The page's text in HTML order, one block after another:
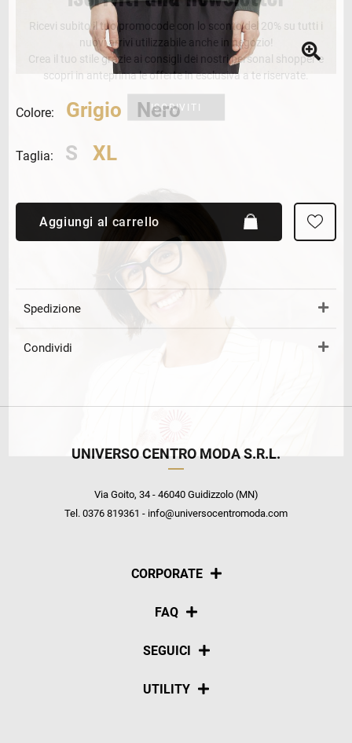
Colore: Grigio Nero
Taglia: S XL
Aggiungi al carrello
Spedizione
Condividi
UNIVERSO CENTRO MODA S.R.L.
Via Goito, 34 - 46040 Guidizzolo (MN)
Tel. 0376 819361 - info@universocentromoda.com
CORPORATE
Chi siamo
FAQ
Pagamenti
SEGUICI
Social
UTILITY
Ricevi subito il tuo promocode con lo sconto del 20% su tutti i
nuovi arrivi utilizzabile anche in negozio!
Crea il tuo stile grazie ai consigli dei nostri personal shopper e
scopri in anteprima le offerte in esclusiva a te riservate.
ISCRIVITI